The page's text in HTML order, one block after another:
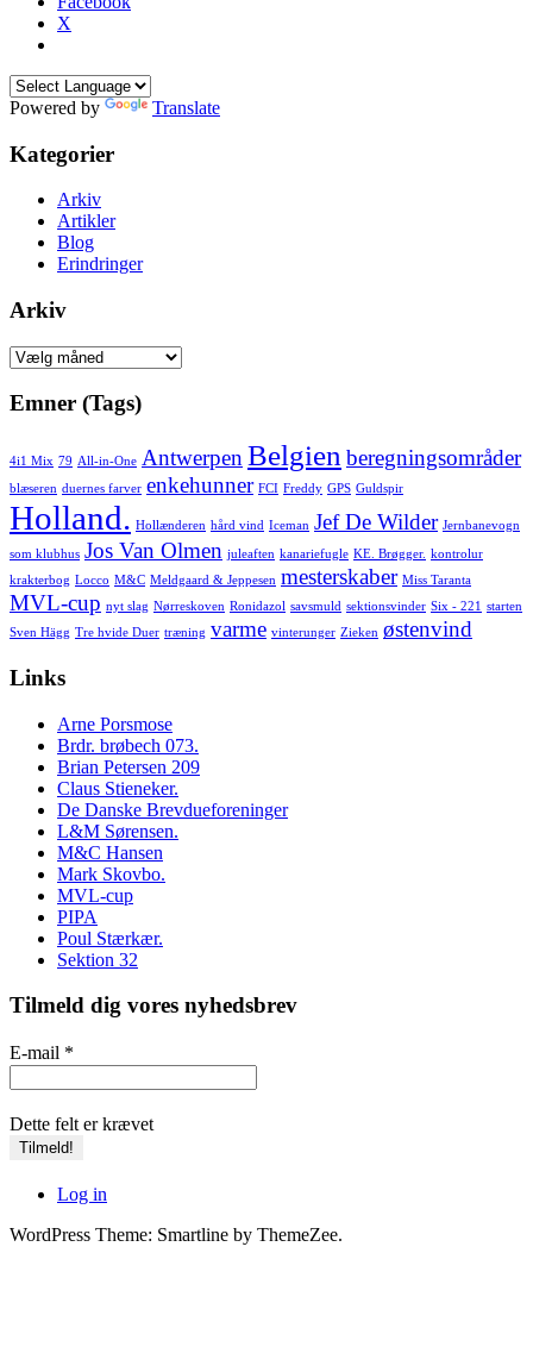
X
Powered by Translate
Kategorier
Arkiv
Artikler
Blog
Erindringer
Arkiv
Arkiv
Emner (Tags)
4i1 Mix 79 All-in-One Antwerpen Belgien beregningsområder
blæseren duernes farver enkehunner FCI Freddy GPS Guldspir
Holland. Hollænderen hård vind Iceman Jef De Wilder Jernbanevogn
som klubhus Jos Van Olmen juleaften kanariefugle KE. Brøgger. kontrolur
krakterbog Locco M&C Meldgaard & Jeppesen mesterskaber Miss Taranta
MVL-cup nyt slag Nørreskoven Ronidazol savsmuld sektionsvinder Six - 221
starten
Sven Hägg Tre hvide Duer træning varme vinterunger Zieken østenvind
Links
Arne Porsmose
Brdr. brøbech 073.
Brian Petersen 209
Claus Stieneker.
De Danske Brevdueforeninger
L&M Sørensen.
M&C Hansen
Mark Skovbo.
MVL-cup
PIPA
Poul Stærkær.
Sektion 32
Tilmeld dig vores nyhedsbrev
E-mail *
Dette felt er krævet
Log in
WordPress Theme: Smartline by ThemeZee.